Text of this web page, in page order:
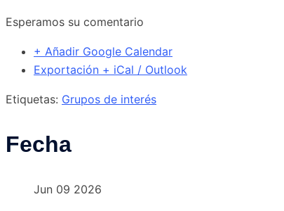
Esperamos su comentario
+ Añadir Google Calendar
Exportación + iCal / Outlook
Etiquetas: Grupos de interés
Fecha
Jun 09 2026